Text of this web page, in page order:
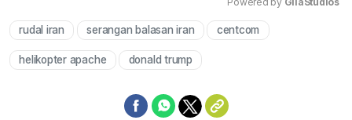
rudal iran serangan balasan iran centcom
helikopter apache donald trump